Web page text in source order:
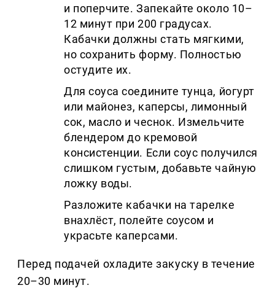
и поперчите. Запекайте около 10–
12 минут при 200 градусах.
Кабачки должны стать мягкими,
но сохранить форму. Полностью
остудите их.
Для соуса соедините тунца, йогурт
или майонез, каперсы, лимонный
сок, масло и чеснок. Измельчите
блендером до кремовой
консистенции. Если соус получился
слишком густым, добавьте чайную
ложку воды.
Разложите кабачки на тарелке
внахлёст, полейте соусом и
украсьте каперсами.
Перед подачей охладите закуску в течение
20–30 минут.